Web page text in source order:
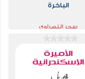
الباخرة
سحر النصراوي